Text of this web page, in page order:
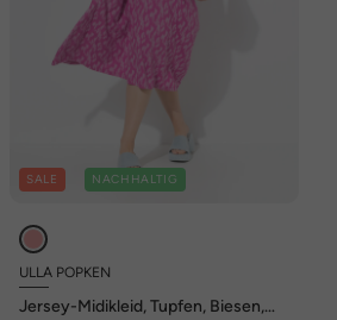
SALE NACHHALTIG
ULLA POPKEN
Jersey-Midikleid, Tupfen, Biesen,